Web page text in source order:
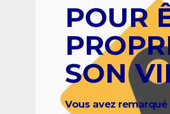
POUR
SON
Vous avez